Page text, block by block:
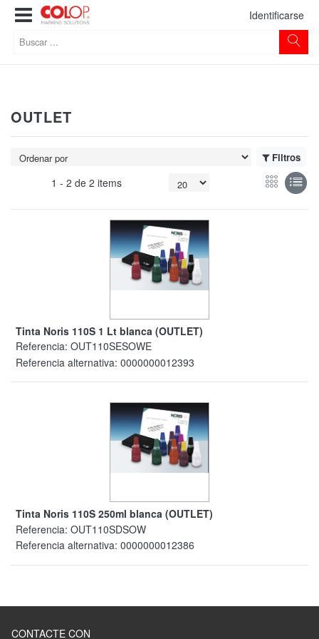
Identificarse
OUTLET
Filtros
1 -2de2 items
Tinta Noris 110S 1 Lt blanca (OUTLET)
Referencia: OUT110SESOWE
Referencia alternativa: 0000000012393
Tinta Noris 110S 250ml blanca (OUTLET)
Referencia: OUT110SDSOW
Referencia alternativa: 0000000012386
CONTACTE CON